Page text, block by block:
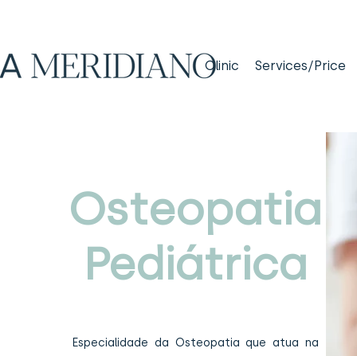
Clinic Services/Price
Osteopatia
Pediátrica
Especialidade da Osteopatia que atua na